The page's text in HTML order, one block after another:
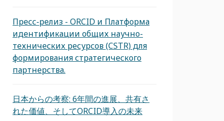
Пресс-релиз - ORCID и Платформа
идентификации общих научно-
технических ресурсов (CSTR) для
формирования стратегического
партнерства.
日本からの考察: 6年間の進展、共有さ
れた価値、そしてORCID導入の未来